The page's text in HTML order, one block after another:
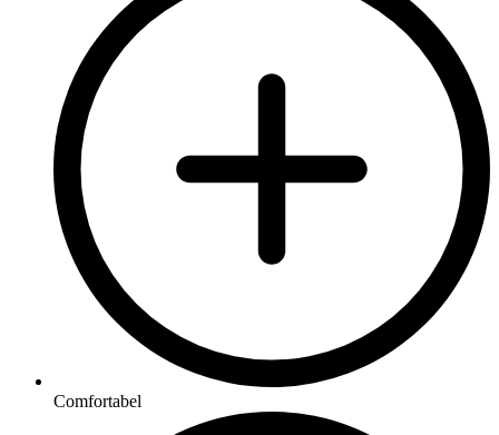
Comfortabel